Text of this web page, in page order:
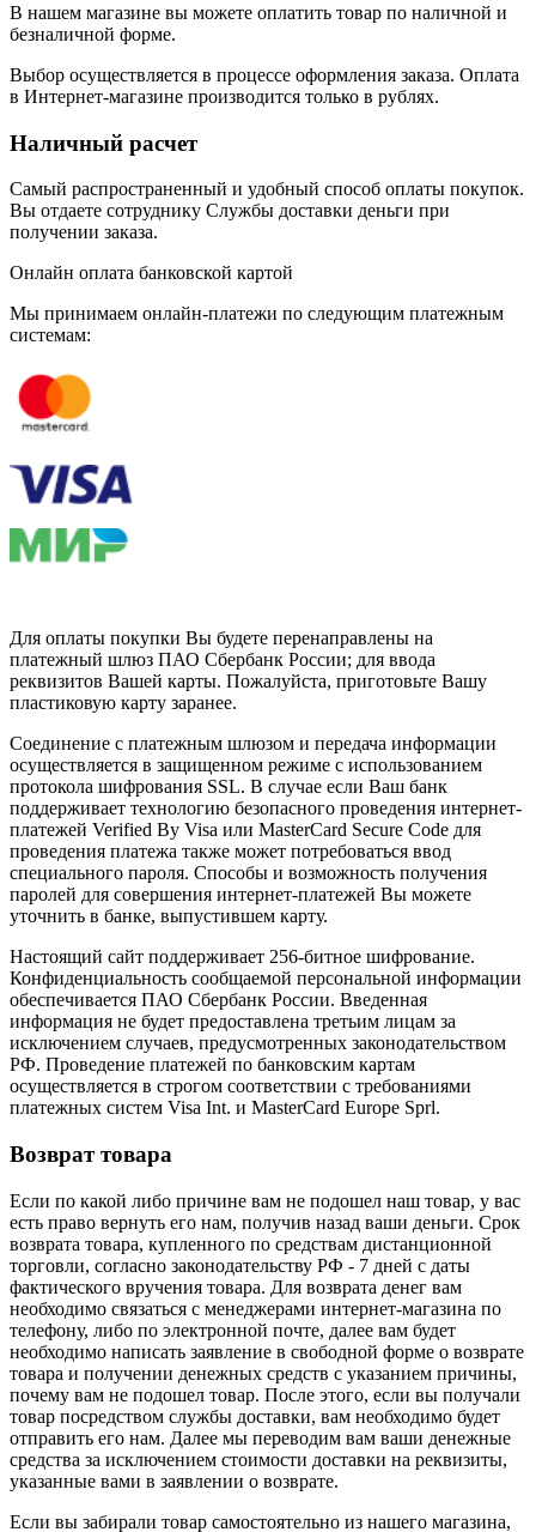
В нашем магазине вы можете оплатить товар по наличной и
безналичной форме.
Выбор осуществляется в процессе оформления заказа. Оплата
в Интернет-магазине производится только в рублях.
Наличный расчет
Самый распространенный и удобный способ оплаты покупок.
Вы отдаете сотруднику Службы доставки деньги при
получении заказа.
Онлайн оплата банковской картой
Мы принимаем онлайн-платежи по cледующим платежным
системам:
Для оплаты покупки Вы будете перенаправлены на
платежный шлюз ПАО Сбербанк России; для ввода
реквизитов Вашей карты. Пожалуйста, приготовьте Вашу
пластиковую карту заранее.
Соединение с платежным шлюзом и передача информации
осуществляется в защищенном режиме с использованием
протокола шифрования SSL. В случае если Ваш банк
поддерживает технологию безопасного проведения интернет-
платежей Verified By Visa или MasterCard Secure Code для
проведения платежа также может потребоваться ввод
специального пароля. Способы и возможность получения
паролей для совершения интернет-платежей Вы можете
уточнить в банке, выпустившем карту.
Настоящий сайт поддерживает 256-битное шифрование.
Конфиденциальность сообщаемой персональной информации
обеспечивается ПАО Сбербанк России. Введенная
информация не будет предоставлена третьим лицам за
исключением случаев, предусмотренных законодательством
РФ. Проведение платежей по банковским картам
осуществляется в строгом соответствии с требованиями
платежных систем Visa Int. и MasterCard Europe Sprl.
Возврат товара
Если по какой либо причине вам не подошел наш товар, у вас
есть право вернуть его нам, получив назад ваши деньги. Срок
возврата товара, купленного по средствам дистанционной
торговли, согласно законодательству РФ - 7 дней с даты
фактического вручения товара. Для возврата денег вам
необходимо связаться с менеджерами интернет-магазина по
телефону, либо по электронной почте, далее вам будет
необходимо написать заявление в свободной форме о возврате
товара и получении денежных средств с указанием причины,
почему вам не подошел товар. После этого, если вы получали
товар посредством службы доставки, вам необходимо будет
отправить его нам. Далее мы переводим вам ваши денежные
средства за исключением стоимости доставки на реквизиты,
указанные вами в заявлении о возврате.
Если вы забирали товар самостоятельно из нашего магазина,